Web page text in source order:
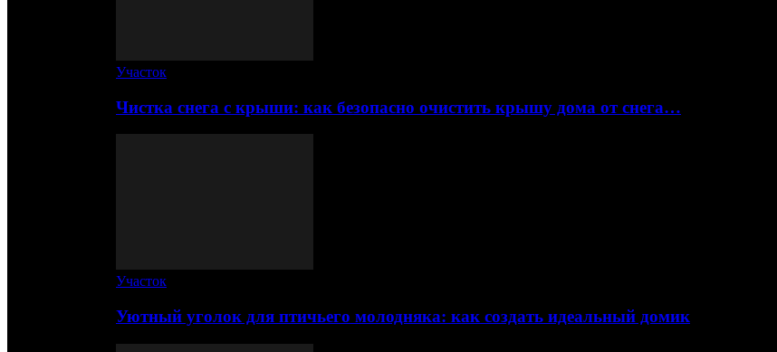
Участок
Чистка снега с крыши: как безопасно очистить крышу дома от снега…
Участок
Уютный уголок для птичьего молодняка: как создать идеальный домик